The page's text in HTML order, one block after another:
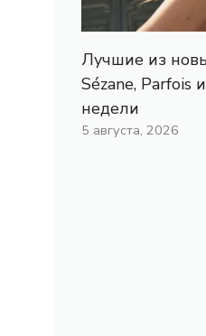
Лучшие из
Sézane,
недели
5 августа, 2026